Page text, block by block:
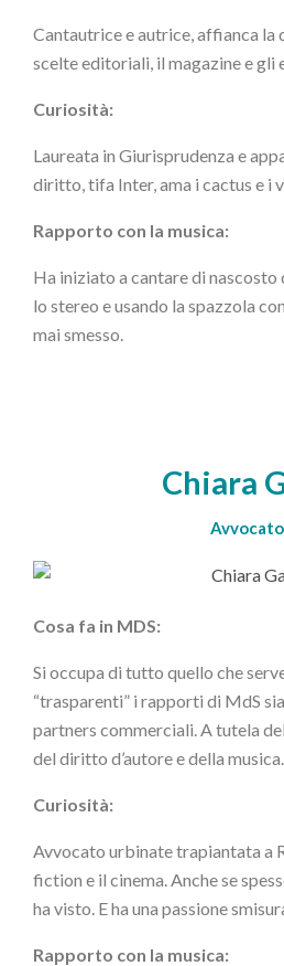
Cantautrice e autrice, affianca la
scelte editoriali, il magazine e gli
Curiosità:
Laureata in Giurisprudenza e
diritto, tifa Inter, ama i cactus e i
Rapporto con la musica:
Ha iniziato a cantare di nascosto
lo stereo e usando la spazzola
mai smesso.
Chiara
Avvocato
Cosa fa in MDS:
Si occupa di tutto quello che
“trasparenti” i rapporti di MdS
partners commerciali. A tutela
del diritto d’autore e della musica.
Curiosità:
Avvocato urbinate trapiantata a
fiction e il cinema. Anche se
ha visto. E ha una passione
Rapporto con la musica: